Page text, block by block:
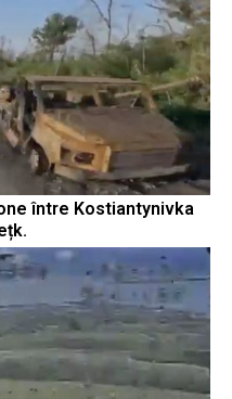
între Kostiantynivka